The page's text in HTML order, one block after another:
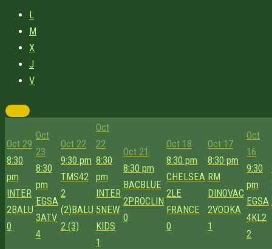
L
M
X
J
V
Oct 29
8:30
pm
INTER
2BALU
0
Oct
23
8:30
pm
EGSA
3ATV
4
Oct 22
9:30 pm
TMS42
2
(2)BALU
2 (3)
Oct
22
8:30
pm
INTER
5NEW
KIDS
1
Oct 21
8:30 pm
BACBLUE
2PROCLIN
0
Oct 18
8:30 pm
CHELSEA
2LE
FRANCE
0
Oct 17
8:30 pm
RM
DINOVAC
2VODKA
1
Oct
16
9:30
pm
EGSA
4KL2
2